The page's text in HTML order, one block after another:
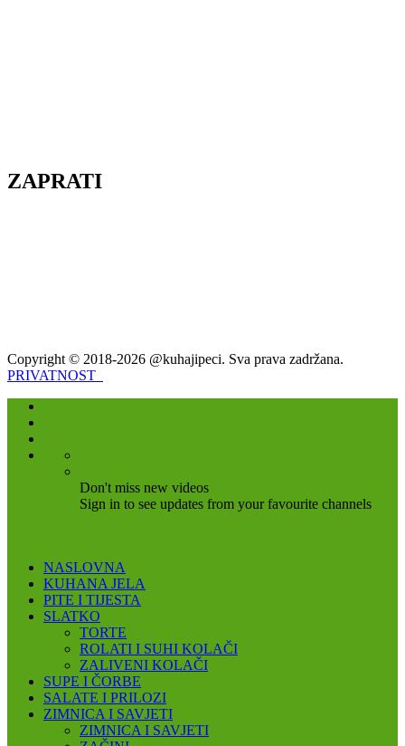
ZAPRATI
Copyright © 2018-2026 @kuhajipeci. Sva prava zadržana.
PRIVATNOST
Don't miss new videos
Sign in to see updates from your favourite channels
NASLOVNA
KUHANA JELA
PITE I TIJESTA
SLATKO
TORTE
ROLATI I SUHI KOLAČI
ZALIVENI KOLAČI
SUPE I ČORBE
SALATE I PRILOZI
ZIMNICA I SAVJETI
ZIMNICA I SAVJETI